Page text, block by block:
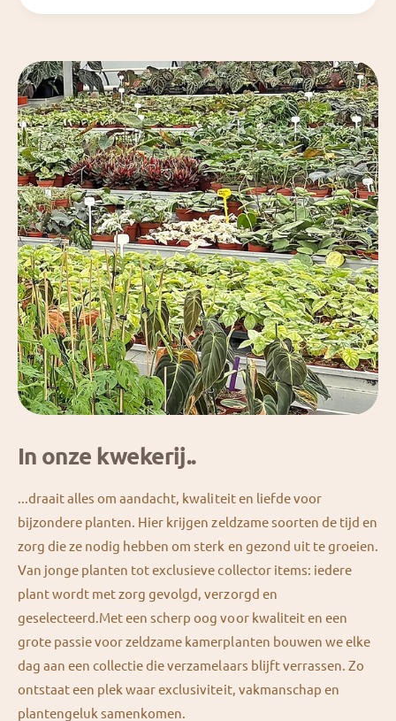
In onze kwekerij..
...draait alles om aandacht, kwaliteit en liefde voor
bijzondere planten. Hier krijgen zeldzame soorten de tijd en
zorg die ze nodig hebben om sterk en gezond uit te groeien.
Van jonge planten tot exclusieve collector items: iedere
plant wordt met zorg gevolgd, verzorgd en
geselecteerd.Met een scherp oog voor kwaliteit en een
grote passie voor zeldzame kamerplanten bouwen we elke
dag aan een collectie die verzamelaars blijft verrassen. Zo
ontstaat een plek waar exclusiviteit, vakmanschap en
plantengeluk samenkomen.